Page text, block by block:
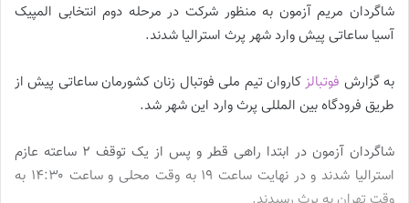
شاگردان مریم آزمون به منظور شرکت در مرحله دوم انتخابی المپیک
آسیا ساعاتی پیش وارد شهر پرث استرالیا شدند.
به گزارش فوتبالزکاروان تیم ملی فوتبال زنان کشورمان ساعاتی پیش از
طریق فرودگاه بین المللی پرث وارد این شهر شد.
شاگردان آزمون در ابتدا راهی قطر و پس از یک توقف ۲ ساعته عازم
استرالیا شدند و در نهایت ساعت ۱۹ به وقت محلی و ساعت ۱۴:۳۰ به